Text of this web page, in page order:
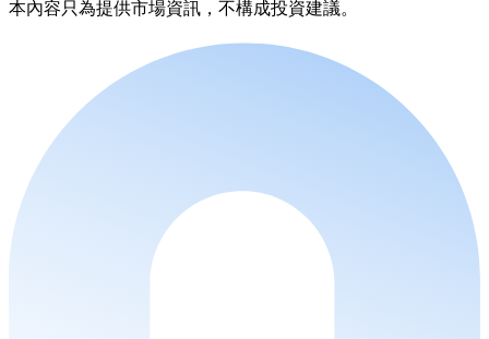
本內容只為提供市場資訊，不構成投資建議。